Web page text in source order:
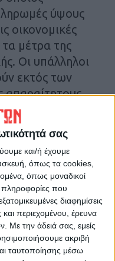
σας
και/ή έχουμε
όπως τα cookies,
όπως μοναδικοί
πληροφορίες που
διαφημίσεις
περιεχομένου, έρευνα
Με την άδειά σας, εμείς
ακριβή
ταυτοποίησης μέσω
ύψους
οικονομικές
μέτρα της
Οι υπάλληλοι
εκτός των
απαραίτητους
αυτά.
δύσκολο,
επιτόπιων
σε
σε δύσβατα
εκτός οδικού
και
ορεινές,
της
οι